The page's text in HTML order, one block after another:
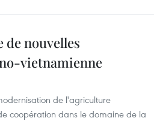
de nouvelles
vietnamienne
de l'agriculture
coopération dans le domaine de la